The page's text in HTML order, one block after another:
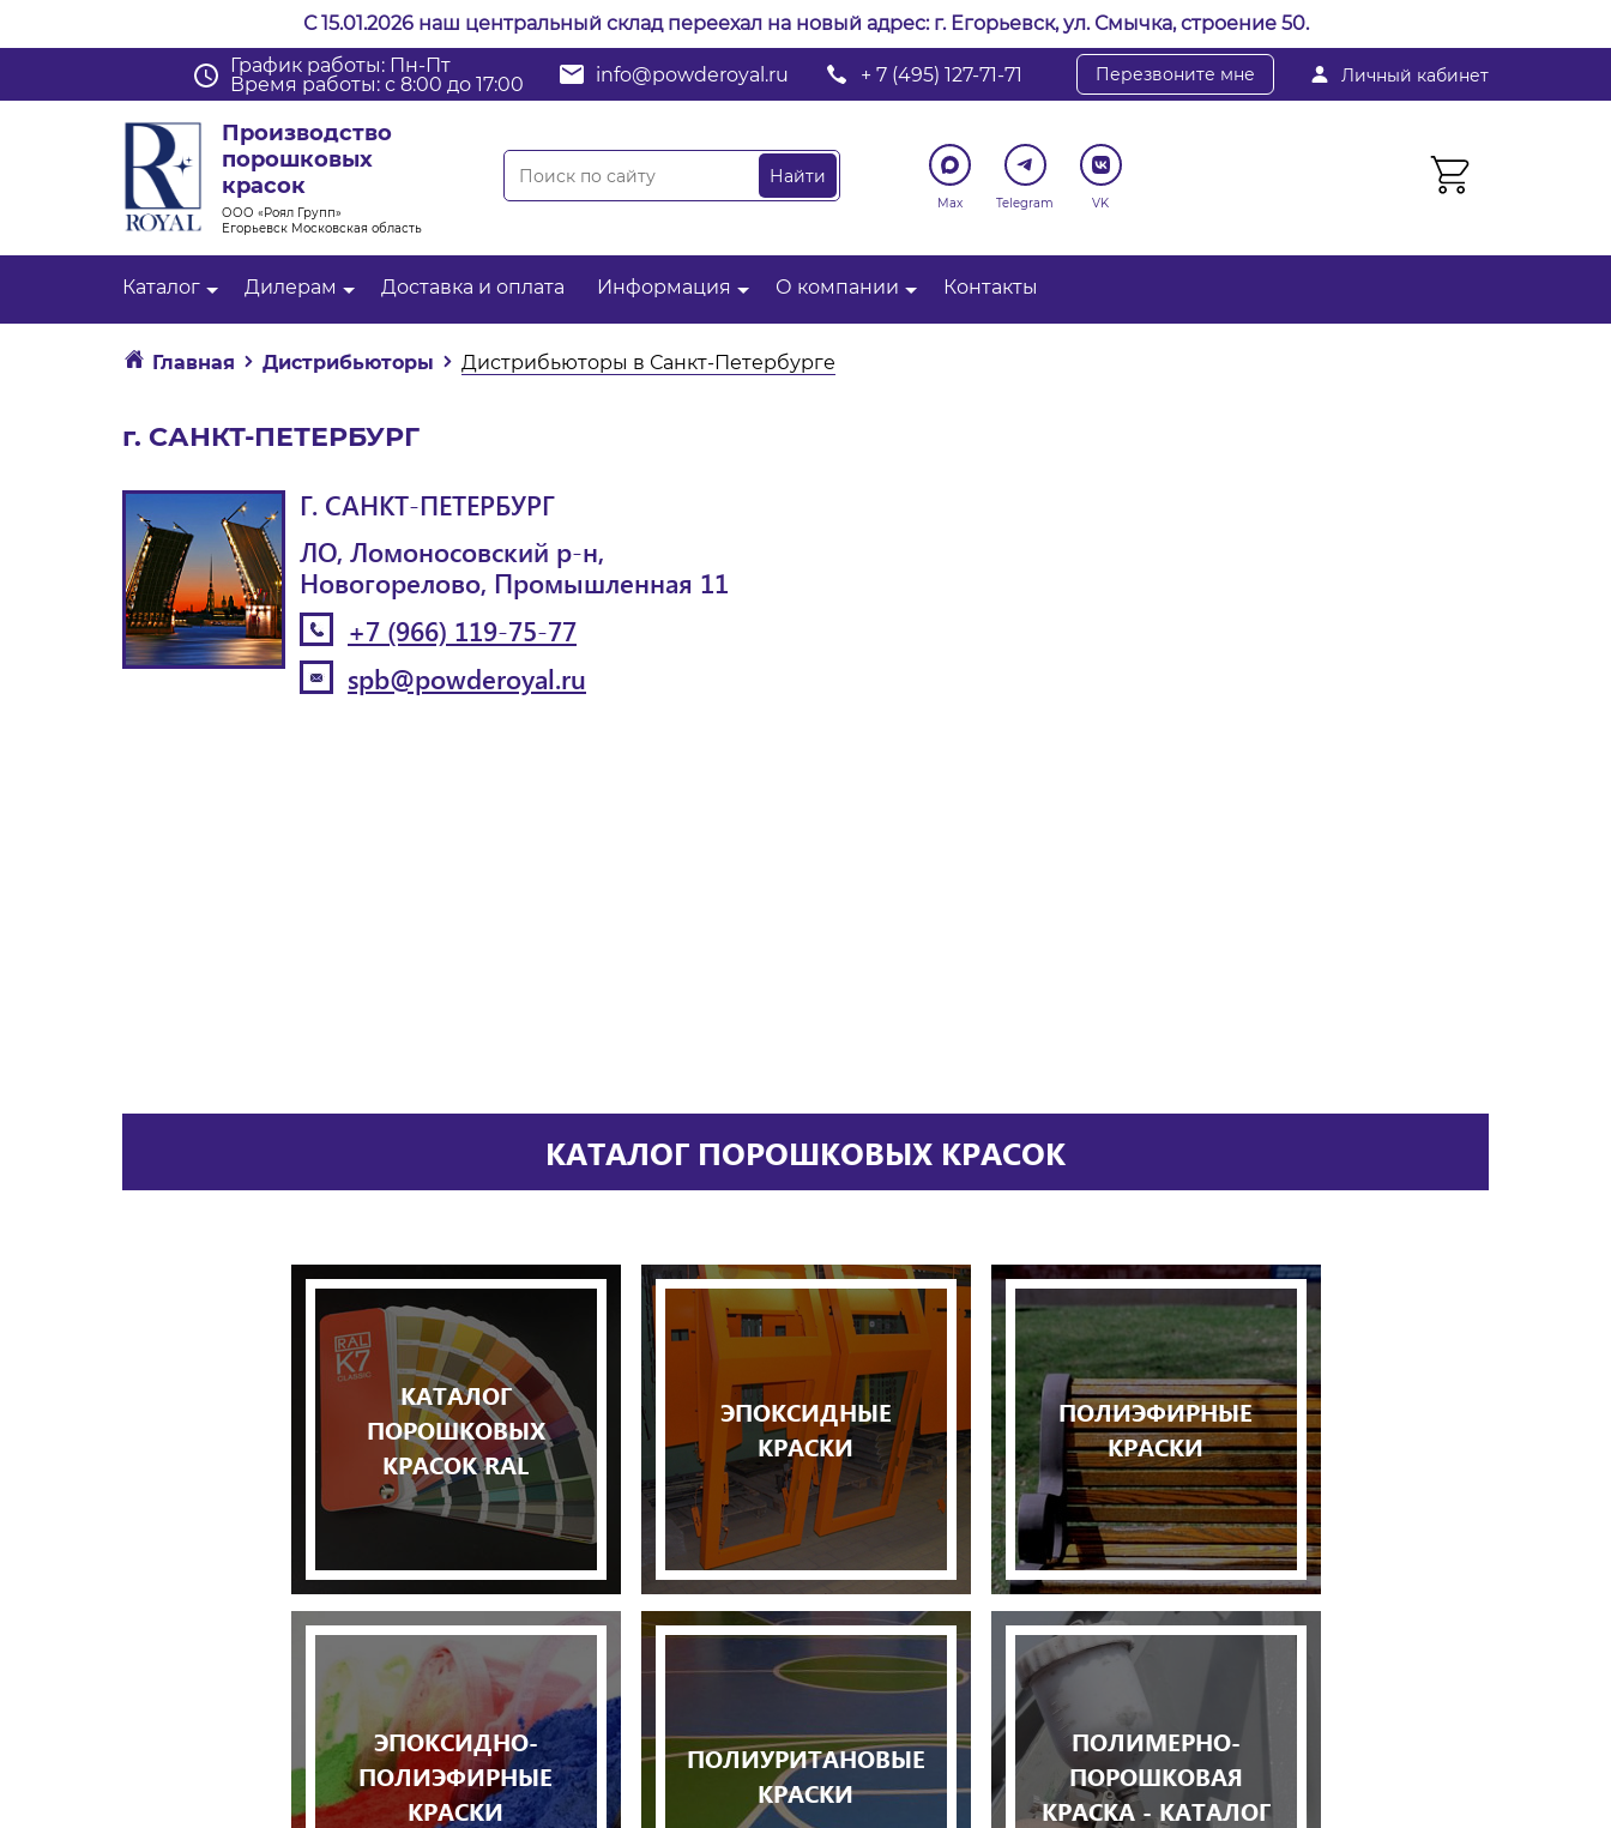
С 15.01.2026 наш центральный склад переехал на новый адрес: г. Егорьевск, ул. Смычка, строение 50.
Личный кабинет
График работы: Пн-Пт
Время работы: с 8:00 до 17:00
info@powderoyal.ru + 7 (495) 127-71-71 Перезвоните мне
Производство
порошковых
красок
ООО «Роял Групп»
Егорьевск Московская область
Max Telegram VK
Каталог Дилерам Доставка и оплата Информация О компании Контакты
Главная Дистрибьюторы Дистрибьюторы в Санкт-Петербурге
г. САНКТ-ПЕТЕРБУРГ
Г. САНКТ-ПЕТЕРБУРГ
ЛО, Ломоносовский р-н,
Новогорелово, Промышленная 11
+7 (966) 119-75-77
spb@powderoyal.ru
КАТАЛОГ ПОРОШКОВЫХ КРАСОК
КАТАЛОГ
ПОРОШКОВЫХ
КРАСОК RAL
ЭПОКСИДНЫЕ
КРАСКИ
ПОЛИЭФИРНЫЕ
КРАСКИ
ЭПОКСИДНО-
ПОЛИЭФИРНЫЕ
КРАСКИ
ПОЛИУРИТАНОВЫЕ
КРАСКИ
ПОЛИМЕРНО-
ПОРОШКОВАЯ
КРАСКА - КАТАЛОГ